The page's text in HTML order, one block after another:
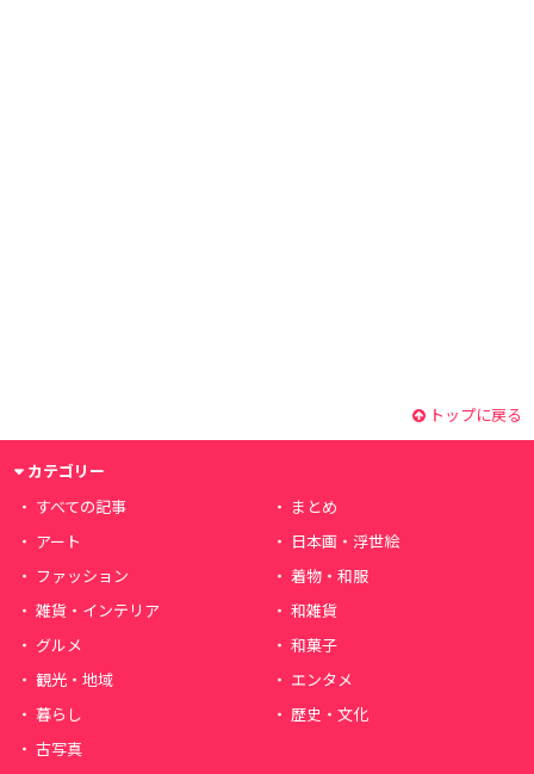
トップに戻る
カテゴリー
すべての記事
まとめ
アート
日本画・浮世絵
ファッション
着物・和服
雑貨・インテリア
和雑貨
グルメ
和菓子
観光・地域
エンタメ
暮らし
歴史・文化
古写真